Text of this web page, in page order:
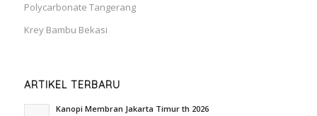
Polycarbonate Tangerang
Krey Bambu Bekasi
ARTIKEL TERBARU
Kanopi Membran Jakarta Timur th 2026